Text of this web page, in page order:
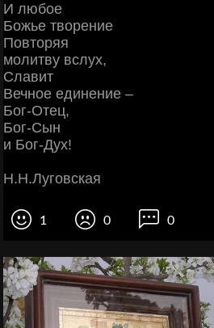
И любое
Божье творение
Повторяя
молитву вслух,
Славит
Вечное единение –
Бог-Отец,
Бог-Сын
и Бог-Дух!
Н.Н.Луговская
1 0 0